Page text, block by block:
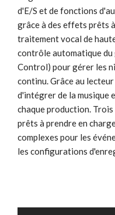
d'E/S et de fonctions
grâce à des effets prêts
traitement vocal de
contrôle automatique du
Control) pour gérer les
continu. Grâce au
d'intégrer de la musique
chaque production.
prêts à prendre en
complexes pour les
les configurations